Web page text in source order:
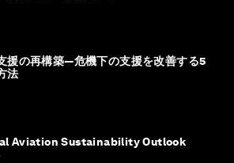
援の再構築―危機下の支援を改善する5
法
Aviation Sustainability Outlook